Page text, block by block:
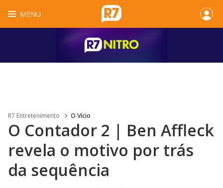
MENU
R7 Entretenimento O Vício
O Contador 2 | Ben Affleck
revela o motivo por trás
da sequência